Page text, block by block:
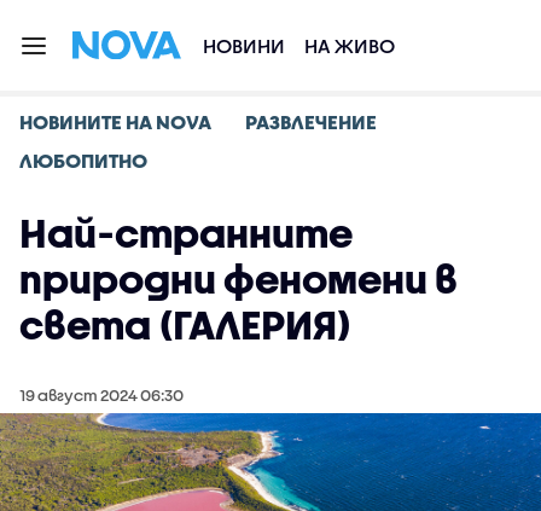
НОВИНИ НА ЖИВО
НОВИНИТЕ НА NOVA
РАЗВЛЕЧЕНИЕ
ЛЮБОПИТНО
Най-странните
природни феномени в
света (ГАЛЕРИЯ)
19 август 2024 06:30